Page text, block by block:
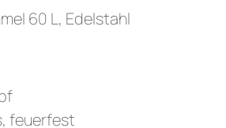
60 L, Edelstahl
feuerfest